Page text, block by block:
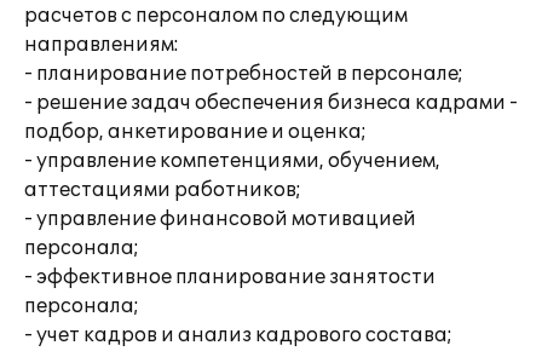
расчетов с персоналом по следующим
направлениям:
- планирование потребностей в персонале;
- решение задач обеспечения бизнеса кадрами -
подбор, анкетирование и оценка;
- управление компетенциями, обучением,
аттестациями работников;
- управление финансовой мотивацией
персонала;
- эффективное планирование занятости
персонала;
- учет кадров и анализ кадрового состава;